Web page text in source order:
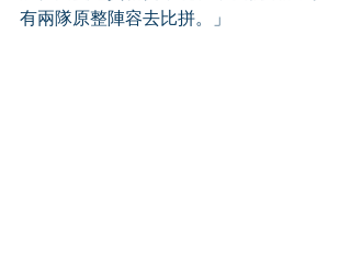
有兩隊原整陣容去比拼。」